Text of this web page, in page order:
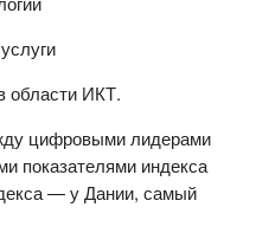
области ИКТ.
цифровыми лидерами
показателями индекса
— у Дании, самый